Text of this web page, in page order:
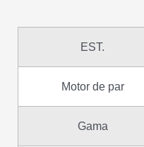
EST.
Motor de par
Gama